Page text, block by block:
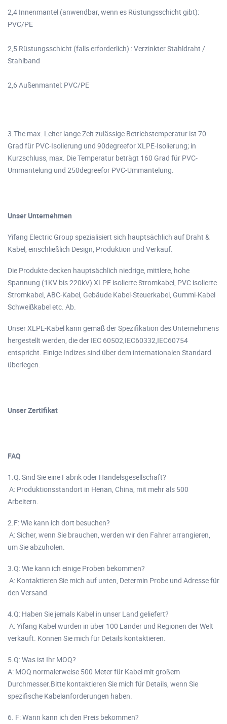
2,4 Innenmantel (anwendbar, wenn es Rüstungsschicht gibt):
PVC/PE
2,5 Rüstungsschicht (falls erforderlich) : Verzinkter Stahldraht /
Stahlband
2,6 Außenmantel: PVC/PE
3.The max. Leiter lange Zeit zulässige Betriebstemperatur ist 70
Grad für PVC-Isolierung und 90degreefor XLPE-Isolierung; in
Kurzschluss, max. Die Temperatur beträgt 160 Grad für PVC-
Ummantelung und 250degreefor PVC-Ummantelung.
Unser Unternehmen
Yifang Electric Group spezialisiert sich hauptsächlich auf Draht &
Kabel, einschließlich Design, Produktion und Verkauf.
Die Produkte decken hauptsächlich niedrige, mittlere, hohe
Spannung (1KV bis 220kV) XLPE isolierte Stromkabel, PVC isolierte
Stromkabel, ABC-Kabel, Gebäude Kabel-Steuerkabel, Gummi-Kabel
Schweißkabel etc. Ab.
Unser XLPE-Kabel kann gemäß der Spezifikation des Unternehmens
hergestellt werden, die der IEC 60502,IEC60332,IEC60754
entspricht. Einige Indizes sind über dem internationalen Standard
überlegen.
Unser Zertifikat
FAQ
1.Q: Sind Sie eine Fabrik oder Handelsgesellschaft?
A: Produktionsstandort in Henan, China, mit mehr als 500
Arbeitern.
2.F: Wie kann ich dort besuchen?
A: Sicher, wenn Sie brauchen, werden wir den Fahrer arrangieren,
um Sie abzuholen.
3.Q: Wie kann ich einige Proben bekommen?
A: Kontaktieren Sie mich auf unten, Determin Probe und Adresse für
den Versand.
4.Q: Haben Sie jemals Kabel in unser Land geliefert?
A: Yifang Kabel wurden in über 100 Länder und Regionen der Welt
verkauft. Können Sie mich für Details kontaktieren.
5.Q: Was ist Ihr MOQ?
A: MOQ normalerweise 500 Meter für Kabel mit großem
Durchmesser.Bitte kontaktieren Sie mich für Details, wenn Sie
spezifische Kabelanforderungen haben.
6. F: Wann kann ich den Preis bekommen?